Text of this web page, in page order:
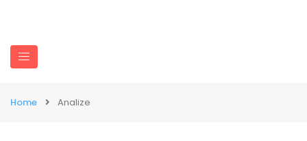
Home Analize